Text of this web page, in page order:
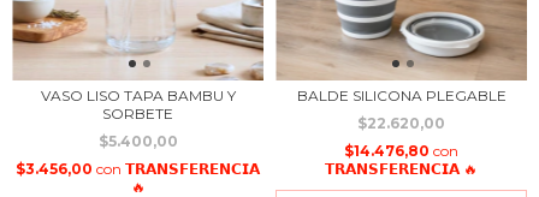
VASO LISO TAPA BAMBU Y
SORBETE
$5.400,00
$3.456,00 con 𝗧𝗥𝗔𝗡𝗦𝗙𝗘𝗥𝗘𝗡𝗖𝗜𝗔
🔥
BALDE SILICONA PLEGABLE
$22.620,00
$14.476,80 con
𝗧𝗥𝗔𝗡𝗦𝗙𝗘𝗥𝗘𝗡𝗖𝗜𝗔 🔥